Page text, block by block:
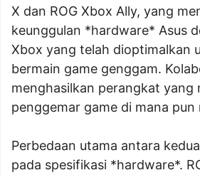
X dan ROG Xbox Ally, yang
keunggulan *hardware* Asus
Xbox yang telah dioptimalkan
bermain game genggam.
menghasilkan perangkat yang
penggemar game di mana pun
Perbedaan utama antara
pada spesifikasi *hardware*.